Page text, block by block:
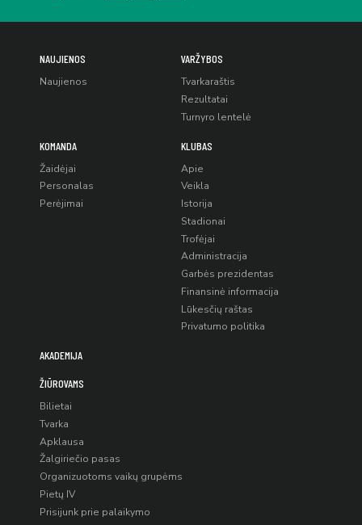
NAUJIENOS
Naujienos
VARŽYBOS
Tvarkaraštis
Rezultatai
Turnyro lentelė
KOMANDA
Žaidėjai
Personalas
Perėjimai
KLUBAS
Apie
Veikla
Istorija
Stadionai
Trofėjai
Administracija
Garbės prezidentas
Finansinė informacija
Lūkesčių raštas
Privatumo politika
AKADEMIJA
ŽIŪROVAMS
Bilietai
Tvarka
Apklausa
Žalgiriečio pasas
Organizuotoms vaikų grupėms
Pietų IV
Prisijunk prie palaikymo